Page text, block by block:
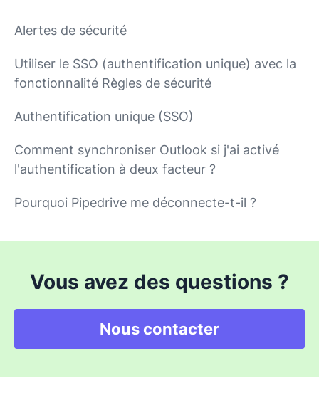
Alertes de sécurité
Utiliser le SSO (authentification unique) avec la
fonctionnalité Règles de sécurité
Authentification unique (SSO)
Comment synchroniser Outlook si j'ai activé
l'authentification à deux facteur ?
Pourquoi Pipedrive me déconnecte-t-il ?
Vous avez des questions ?
Nous contacter